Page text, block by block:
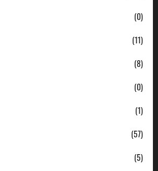
(0)
(11)
(8)
(0)
(1)
(57)
(5)